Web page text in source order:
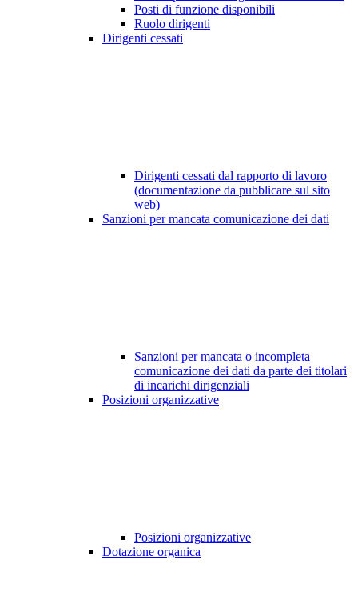
Posti di funzione disponibili
Ruolo dirigenti
Dirigenti cessati
Dirigenti cessati dal rapporto di lavoro
(documentazione da pubblicare sul sito
web)
Sanzioni per mancata comunicazione dei dati
Sanzioni per mancata o incompleta
comunicazione dei dati da parte dei titolari
di incarichi dirigenziali
Posizioni organizzative
Posizioni organizzative
Dotazione organica